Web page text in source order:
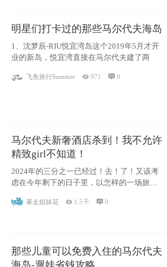
明星们打卡过的那些马尔代夫海岛
1、沈梦辰-RIU悦宜湾岛这个2019年5月才开
业的新岛，悦宜湾直接在马尔代夫建了两
飞鱼旅行Summer 971 0
马尔代夫新奢酒店杀到！我不允许
精致girl不知道！
2024年的三分之一已经过！去！了！又该考
虑在今年剩下的日子里，以怎样的一场旅行
暴走姐妹花  1.5千 0
那些儿童可以免费入住的马尔代夫